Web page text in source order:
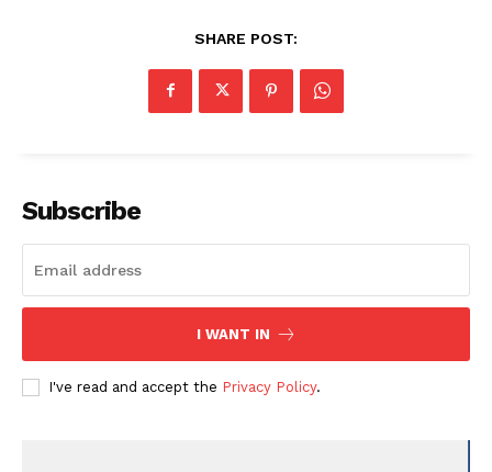
SHARE POST:
Subscribe
I WANT IN
I've read and accept the Privacy Policy.